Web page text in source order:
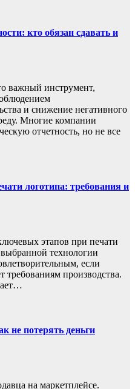
кто обязан сдавать и
важный инструмент,
и снижение негативного
Многие компании
отчетность, но не все
логотипа: требования и
этапов при печати
технологии
если
требованиям производства.
не потерять деньги
на маркетплейсе.